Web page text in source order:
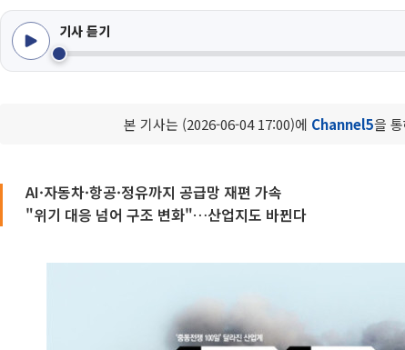
기사 듣기
본 기사는 (2026-06-04 17:00)에 Channel5을
AI·자동차·항공·정유까지 공급망 재편 가속
"위기 대응 넘어 구조 변화"…산업지도 바뀐다